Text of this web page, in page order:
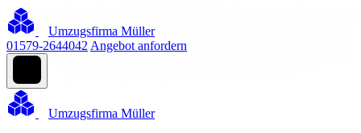
Umzugsfirma Müller
01579-2644042 Angebot anfordern
Umzugsfirma Müller